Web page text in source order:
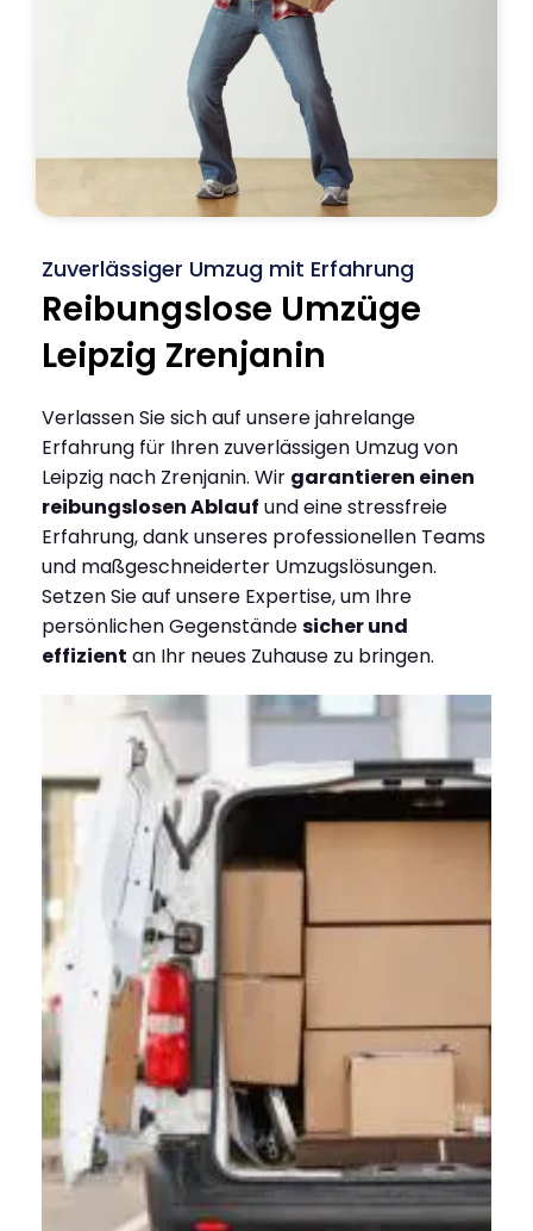
Zuverlässiger Umzug mit Erfahrung
Reibungslose Umzüge
Leipzig Zrenjanin
Verlassen Sie sich auf unsere jahrelange
Erfahrung für Ihren zuverlässigen Umzug von
Leipzig nach Zrenjanin. Wir garantieren einen
reibungslosen Ablauf und eine stressfreie
Erfahrung, dank unseres professionellen Teams
und maßgeschneiderter Umzugslösungen.
Setzen Sie auf unsere Expertise, um Ihre
persönlichen Gegenständesicher und
effizient an Ihr neues Zuhause zu bringen.